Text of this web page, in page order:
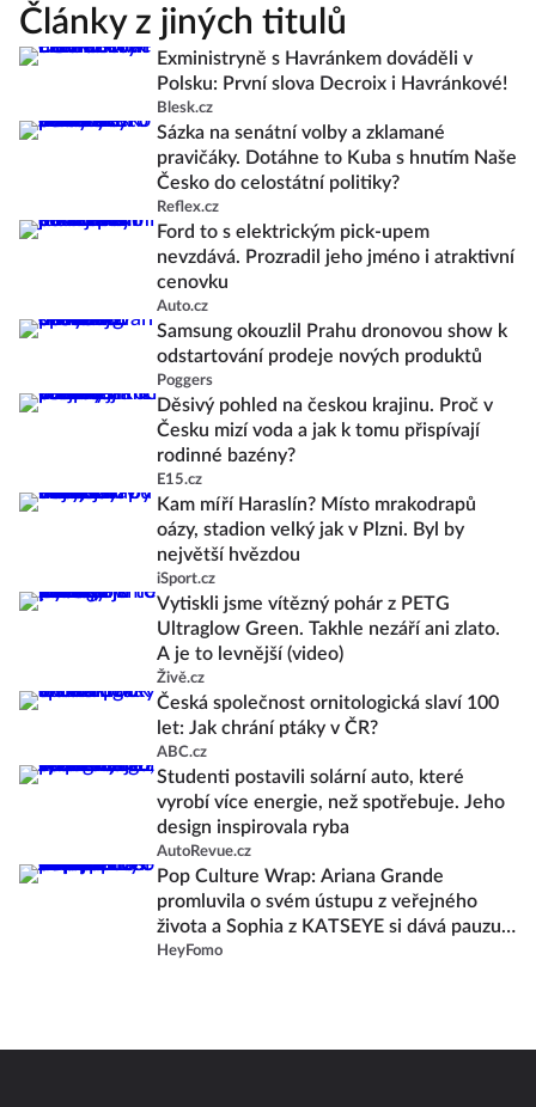
Články z jiných titulů
Exministryně s Havránkem dováděli v
Polsku: První slova Decroix i Havránkové!
Blesk.cz
Sázka na senátní volby a zklamané
pravičáky. Dotáhne to Kuba s hnutím Naše
Česko do celostátní politiky?
Reflex.cz
Ford to s elektrickým pick-upem
nevzdává. Prozradil jeho jméno i atraktivní
cenovku
Auto.cz
Samsung okouzlil Prahu dronovou show k
odstartování prodeje nových produktů
Poggers
Děsivý pohled na českou krajinu. Proč v
Česku mizí voda a jak k tomu přispívají
rodinné bazény?
E15.cz
Kam míří Haraslín? Místo mrakodrapů
oázy, stadion velký jak v Plzni. Byl by
největší hvězdou
iSport.cz
Vytiskli jsme vítězný pohár z PETG
Ultraglow Green. Takhle nezáří ani zlato.
A je to levnější (video)
Živě.cz
Česká společnost ornitologická slaví 100
let: Jak chrání ptáky v ČR?
ABC.cz
Studenti postavili solární auto, které
vyrobí více energie, než spotřebuje. Jeho
design inspirovala ryba
AutoRevue.cz
Pop Culture Wrap: Ariana Grande
promluvila o svém ústupu z veřejného
života a Sophia z KATSEYE si dává pauzu
od skupiny
HeyFomo